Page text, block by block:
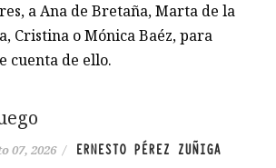
a Ana de Bretaña, Marta de la
Cristina o Mónica Baéz, para
cuenta de ello.
07, 2026 / ERNESTO PÉREZ ZUÑIGA